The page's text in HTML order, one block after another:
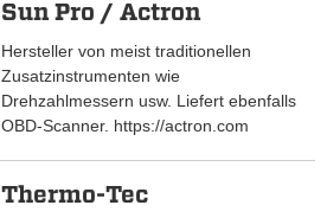
Sun Pro / Actron
Hersteller von meist traditionellen
Zusatzinstrumenten wie
Drehzahlmessern usw. Liefert ebenfalls
OBD-Scanner. https://actron.com
Thermo-Tec